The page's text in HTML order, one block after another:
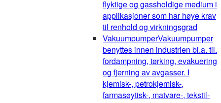
flyktige og gassholdige medium i
applikasjoner som har høye krav
til renhold og virkningsgrad
VakuumpumperVakuumpumper
benyttes innen industrien bl.a. til.
fordampning, tørking, evakuering
og fjerning av avgasser. I
kjemisk-, petrokjemisk-,
farmasøytisk-, matvare-, tekstil-